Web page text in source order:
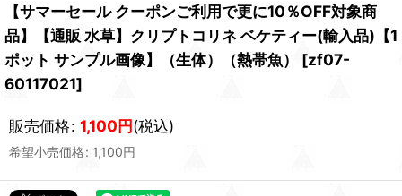
【サマーセール クーポンご利用で更に10％OFF対象商
品】【通販 水草】クリプトコリネ ベケティー(輸入品)【1
ポット サンプル画像】（生体）（熱帯魚）
[zf07-
60117021]
販売価格: 1,100円(税込)
希望小売価格: 1,100円